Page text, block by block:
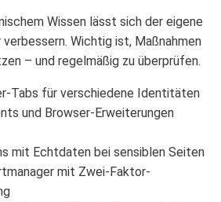
Wissen lässt sich der eigene
Wichtig ist, Maßnahmen
– und regelmäßig zu überprüfen.
Tabs für verschiedene Identitäten
und Browser-Erweiterungen
mit Echtdaten bei sensiblen Seiten
mit Zwei-Faktor-